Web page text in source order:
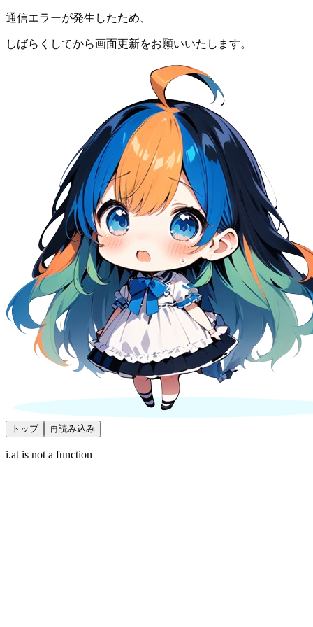
通信エラーが発生したため、
しばらくしてから画面更新をお願いいたします。
トップ 再読み込み
i.at is not a function